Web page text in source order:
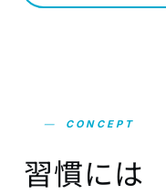
— CONCEPT
習慣には